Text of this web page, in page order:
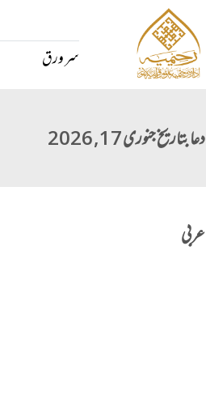
سر ورق
دعا بتاریخ جنوری 17, 2026
عربی